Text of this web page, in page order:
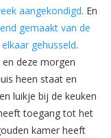
aangekondigd. En
gemaakt van de
gehusseld.
deze morgen
heen staat en
luikje bij de keuken
toegang tot het
kamer heeft